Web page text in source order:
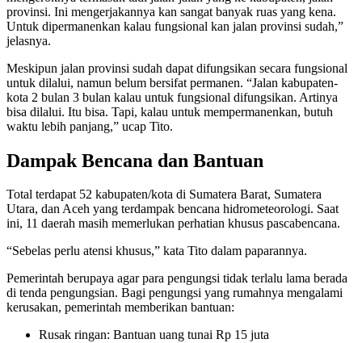
provinsi. Ini mengerjakannya kan sangat banyak ruas yang kena.
Untuk dipermanenkan kalau fungsional kan jalan provinsi sudah,”
jelasnya.
Meskipun jalan provinsi sudah dapat difungsikan secara fungsional
untuk dilalui, namun belum bersifat permanen. “Jalan kabupaten-
kota 2 bulan 3 bulan kalau untuk fungsional difungsikan. Artinya
bisa dilalui. Itu bisa. Tapi, kalau untuk mempermanenkan, butuh
waktu lebih panjang,” ucap Tito.
Dampak Bencana dan Bantuan
Total terdapat 52 kabupaten/kota di Sumatera Barat, Sumatera
Utara, dan Aceh yang terdampak bencana hidrometeorologi. Saat
ini, 11 daerah masih memerlukan perhatian khusus pascabencana.
“Sebelas perlu atensi khusus,” kata Tito dalam paparannya.
Pemerintah berupaya agar para pengungsi tidak terlalu lama berada
di tenda pengungsian. Bagi pengungsi yang rumahnya mengalami
kerusakan, pemerintah memberikan bantuan:
Rusak ringan: Bantuan uang tunai Rp 15 juta